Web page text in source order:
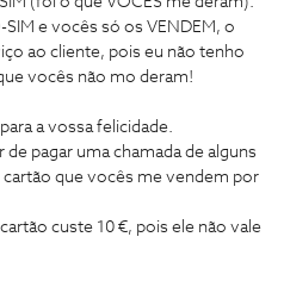
e vocês só os VENDEM, o
ao cliente, pois eu não tenho
vocês não mo deram!
a vossa felicidade.
pagar uma chamada de alguns
que vocês me vendem por
custe 10 €, pois ele não vale